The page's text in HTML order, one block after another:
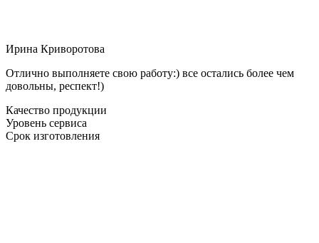
Ирина Криворотова
Отлично выполняете свою работу:) все остались более чем
довольны, респект!)
Качество продукции
Уровень сервиса
Срок изготовления